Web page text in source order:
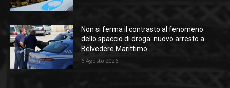
Non si ferma il contrasto al fenomeno
dello spaccio di droga: nuovo arresto a
Belvedere Marittimo
6 Agosto 2026